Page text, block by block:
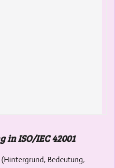
in ISO/IEC 42001
Bedeutung,